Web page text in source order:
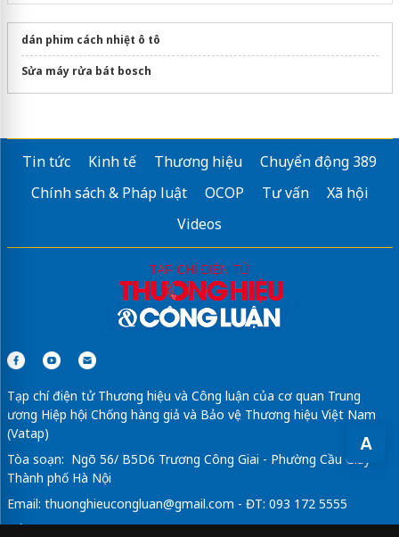
A
dán phim cách nhiệt ô tô
Sửa máy rửa bát bosch
Tin tức Kinh tế Thương hiệu
Chuyển động 389
Chính sách & Pháp luật
OCOP Tư vấn
Xã hội
Videos
Tạp chí điện tử Thương hiệu và Công luận của cơ quan Trung
ương Hiệp hội Chống hàng giả và Bảo vệ Thương hiệu Việt Nam
(Vatap)
Tòa soạn: Ngõ 56/ B5D6 Trương Công Giai - Phường Cầu Giấy -
Thành phố Hà Nội
Email: thuonghieucongluan@gmail.com - ĐT: 093 172 5555
Tổng Biên Tập: Vũ Đức Thuận